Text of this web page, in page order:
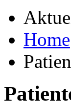
Home